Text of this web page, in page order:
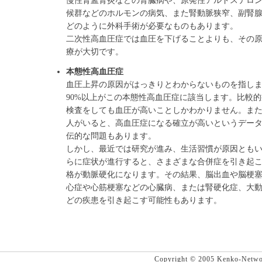
候群などのホルモンの病気、また腎動脈狭窄、副腎
どのように外科手術が必要なものもあります。
二次性高血圧症では血圧を下げることよりも、その
療が大切です。
本態性高血圧症
血圧上昇の原因がはっきりとわからないものを指し
90%以上がこの本態性高血圧症に該当します。比較
検査をしても血圧が高いことしかわかりません。ま
人がいると、高血圧症になる確立が高いというデー
伝的な問題もあります。
しかし、最近では研究が進み、生活習慣が原因とも
らに症状が進行すると、さまざまな合併症を引き起
格が動脈硬化になります。その結果、脳出血や脳梗
心症や心筋梗塞などの心臓病、または腎硬化症、大
どの疾患を引き起こす可能性もあります。
Copyright © 2005 Kenko-